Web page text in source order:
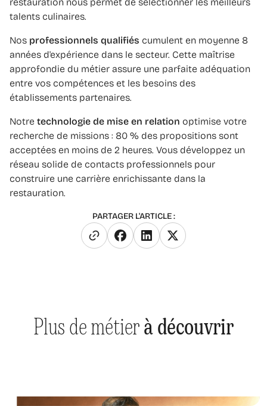
talents culinaires.
Nos professionnels qualifiés cumulent en moyenne 8
années d'expérience dans le secteur. Cette maîtrise
approfondie du métier assure une parfaite adéquation
entre vos compétences et les besoins des
établissements partenaires.
Notre technologie de mise en relation optimise votre
recherche de missions : 80 % des propositions sont
acceptées en moins de 2 heures. Vous développez un
réseau solide de contacts professionnels pour
construire une carrière enrichissante dans la
restauration.
PARTAGER L'ARTICLE :
Plus de métierà découvrir